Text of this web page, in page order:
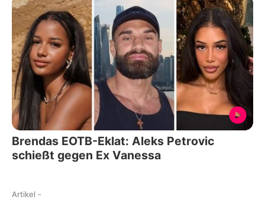
Brendas EOTB-Eklat: Aleks Petrovic
schießt gegen Ex Vanessa
Artikel -